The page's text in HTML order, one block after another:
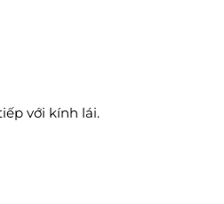
với kính lái.